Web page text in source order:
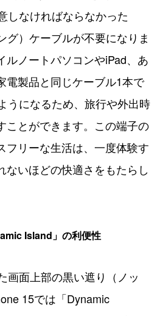
しなければならなかった
グ）ケーブルが不要になりま
ルノートパソコンやiPad、あ
電製品と同じケーブル1本で
うになるため、旅行や外出時
ことができます。この端子の
フリーな生活は、一度体験す
ないほどの快適さをもたらし
Island」の利便性
画面上部の黒い遮り（ノッ
15では「Dynamic